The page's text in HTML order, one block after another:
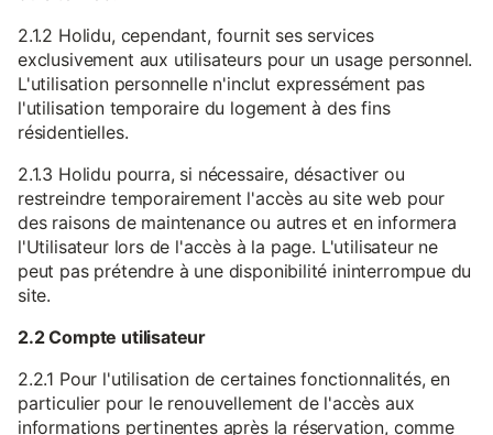
2.1.2 Holidu, cependant, fournit ses services
exclusivement aux utilisateurs pour un usage personnel.
L'utilisation personnelle n'inclut expressément pas
l'utilisation temporaire du logement à des fins
résidentielles.
2.1.3 Holidu pourra, si nécessaire, désactiver ou
restreindre temporairement l'accès au site web pour
des raisons de maintenance ou autres et en informera
l'Utilisateur lors de l'accès à la page. L'utilisateur ne
peut pas prétendre à une disponibilité ininterrompue du
site.
2.2 Compte utilisateur
2.2.1 Pour l'utilisation de certaines fonctionnalités, en
particulier pour le renouvellement de l'accès aux
informations pertinentes après la réservation, comme